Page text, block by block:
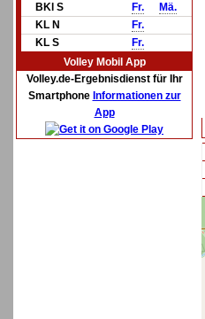
BKl S
Fr.
Mä.
KL N
Fr.
KL S
Fr.
Volley Mobil App
Volley.de-Ergebnisdienst für Ihr
Smartphone Informationen zur
App